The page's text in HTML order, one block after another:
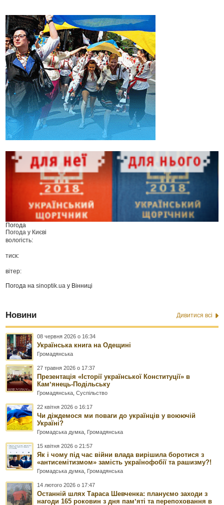
Погода
Погода у Києві
вологість:
тиск:
вітер:
Погода наsinoptik.ua у Вінниці
Новини Дивитися всі
08 червня 2026 о 16:34
Українська книга на Одещині
Громадянська
27 травня 2026 о 17:37
Презентація «Історії української Конституції» в
Камʼянець-Подільську
Громадянська ,Суспільство
22 квітня 2026 о 16:17
Чи діждемося ми поваги до українців у воюючій
Україні?
Громадська думка Громадянська
15 квітня 2026 о 21:57
Як і чому під час війни влада вирішила боротися з
«антисемітизмом» замість українофобії та рашизму?!
Громадська думка Громадянська
14 лютого 2026 о 17:47
Останній шлях Тараса Шевченка: плануємо заходи з
нагоди 165 роковин з дня памʼяті та перепоховання в